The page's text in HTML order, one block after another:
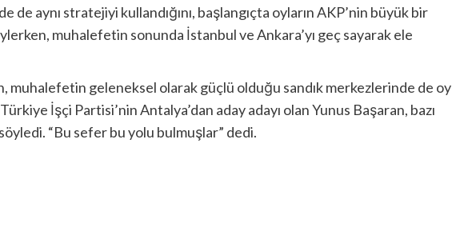
de aynı stratejiyi kullandığını, başlangıçta oyların AKP’nin büyük bir
muhalefetin sonunda İstanbul ve Ankara’yı geç sayarak ele
muhalefetin geleneksel olarak güçlü olduğu sandık merkezlerinde de oy
İşçi Partisi’nin Antalya’dan aday adayı olan Yunus Başaran, bazı
söyledi. “Bu sefer bu yolu bulmuşlar” dedi.